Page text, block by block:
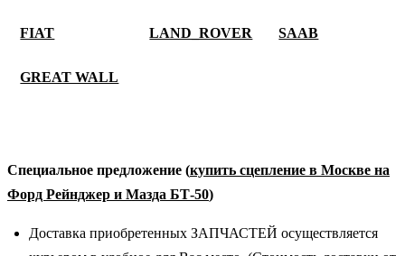
FIAT LAND_ROVER SAAB
GREAT WALL
Специальное предложение (купить сцепление в Москве на
Форд Рейнджер и Мазда БТ-50)
Доставка приобретенных ЗАПЧАСТЕЙ осуществляется